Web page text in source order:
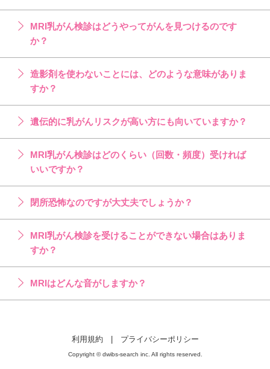
MRI乳がん検診はどうやってがんを見つけるのです
か？
造影剤を使わないことには、どのような意味がありま
すか？
遺伝的に乳がんリスクが高い方にも向いていますか？
MRI乳がん検診はどのくらい（回数・頻度）受ければ
いいですか？
閉所恐怖なのですが大丈夫でしょうか？
MRI乳がん検診を受けることができない場合はありま
すか？
MRIはどんな音がしますか？
利用規約 プライバシーポリシー
Copyright © dwibs-search inc. All rights reserved.